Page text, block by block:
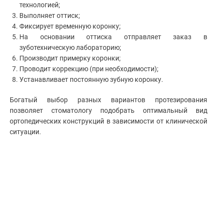
технологией;
Выполняет оттиск;
Фиксирует временную коронку;
На основании оттиска отправляет заказ в
зуботехническую лабораторию;
Производит примерку коронки;
Проводит коррекцию (при необходимости);
Устанавливает постоянную зубную коронку.
Богатый выбор разных вариантов протезирования
позволяет стоматологу подобрать оптимальный вид
ортопедических конструкций в зависимости от клинической
ситуации.